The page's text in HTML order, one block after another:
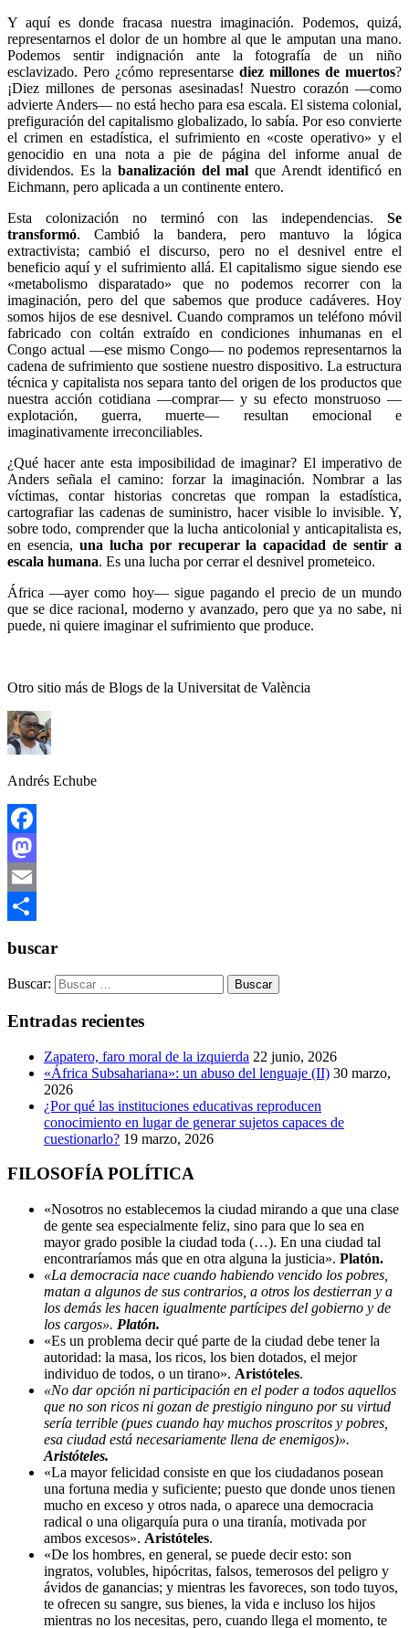
Y aquí es donde fracasa nuestra imaginación. Podemos, quizá,
representarnos el dolor de un hombre al que le amputan una mano.
Podemos sentir indignación ante la fotografía de un niño
esclavizado. Pero ¿cómo representarse diez millones de muertos?
¡Diez millones de personas asesinadas! Nuestro corazón —como
advierte Anders— no está hecho para esa escala. El sistema colonial,
prefiguración del capitalismo globalizado, lo sabía. Por eso convierte
el crimen en estadística, el sufrimiento en «coste operativo» y el
genocidio en una nota a pie de página del informe anual de
dividendos. Es la banalización del mal que Arendt identificó en
Eichmann, pero aplicada a un continente entero.
Esta colonización no terminó con las independencias. Se
transformó. Cambió la bandera, pero mantuvo la lógica
extractivista; cambió el discurso, pero no el desnivel entre el
beneficio aquí y el sufrimiento allá. El capitalismo sigue siendo ese
«metabolismo disparatado» que no podemos recorrer con la
imaginación, pero del que sabemos que produce cadáveres. Hoy
somos hijos de ese desnivel. Cuando compramos un teléfono móvil
fabricado con coltán extraído en condiciones inhumanas en el
Congo actual —ese mismo Congo— no podemos representarnos la
cadena de sufrimiento que sostiene nuestro dispositivo. La estructura
técnica y capitalista nos separa tanto del origen de los productos que
nuestra acción cotidiana —comprar— y su efecto monstruoso —
explotación, guerra, muerte— resultan emocional e
imaginativamente irreconciliables.
¿Qué hacer ante esta imposibilidad de imaginar? El imperativo de
Anders señala el camino: forzar la imaginación. Nombrar a las
víctimas, contar historias concretas que rompan la estadística,
cartografiar las cadenas de suministro, hacer visible lo invisible. Y,
sobre todo, comprender que la lucha anticolonial y anticapitalista es,
en esencia, una lucha por recuperar la capacidad de sentir a
escala humana. Es una lucha por cerrar el desnivel prometeico.
África —ayer como hoy— sigue pagando el precio de un mundo
que se dice racional, moderno y avanzado, pero que ya no sabe, ni
puede, ni quiere imaginar el sufrimiento que produce.
Otro sitio más de Blogs de la Universitat de València
Andrés Echube
Facebook
Mastodon
Email
buscar
Buscar:
Entradas recientes
Zapatero, faro moral de la izquierda 22 junio, 2026
«África Subsahariana»: un abuso del lenguaje (II) 30 marzo,
2026
¿Por qué las instituciones educativas reproducen
conocimiento en lugar de generar sujetos capaces de
cuestionarlo? 19 marzo, 2026
FILOSOFÍA POLÍTICA
«Nosotros no establecemos la ciudad mirando a que una clase
de gente sea especialmente feliz, sino para que lo sea en
mayor grado posible la ciudad toda (…). En una ciudad tal
encontraríamos más que en otra alguna la justicia». Platón.
«La democracia nace cuando habiendo vencido los pobres,
matan a algunos de sus contrarios, a otros los destierran y a
los demás les hacen igualmente partícipes del gobierno y de
los cargos». Platón.
«Es un problema decir qué parte de la ciudad debe tener la
autoridad: la masa, los ricos, los bien dotados, el mejor
individuo de todos, o un tirano». Aristóteles.
«No dar opción ni participación en el poder a todos aquellos
que no son ricos ni gozan de prestigio ninguno por su virtud
sería terrible (pues cuando hay muchos proscritos y pobres,
esa ciudad está necesariamente llena de enemigos)».
Aristóteles.
«La mayor felicidad consiste en que los ciudadanos posean
una fortuna media y suficiente; puesto que donde unos tienen
mucho en exceso y otros nada, o aparece una democracia
radical o una oligarquía pura o una tiranía, motivada por
ambos excesos». Aristóteles.
«De los hombres, en general, se puede decir esto: son
ingratos, volubles, hipócritas, falsos, temerosos del peligro y
ávidos de ganancias; y mientras les favoreces, son todo tuyos,
te ofrecen su sangre, sus bienes, la vida e incluso los hijos
mientras no los necesitas, pero, cuando llega el momento, te